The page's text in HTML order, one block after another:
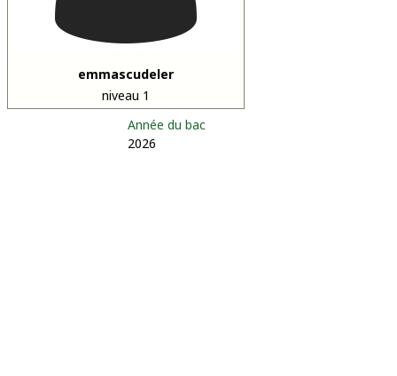
emmascudeler
niveau 1
Année du bac
2026